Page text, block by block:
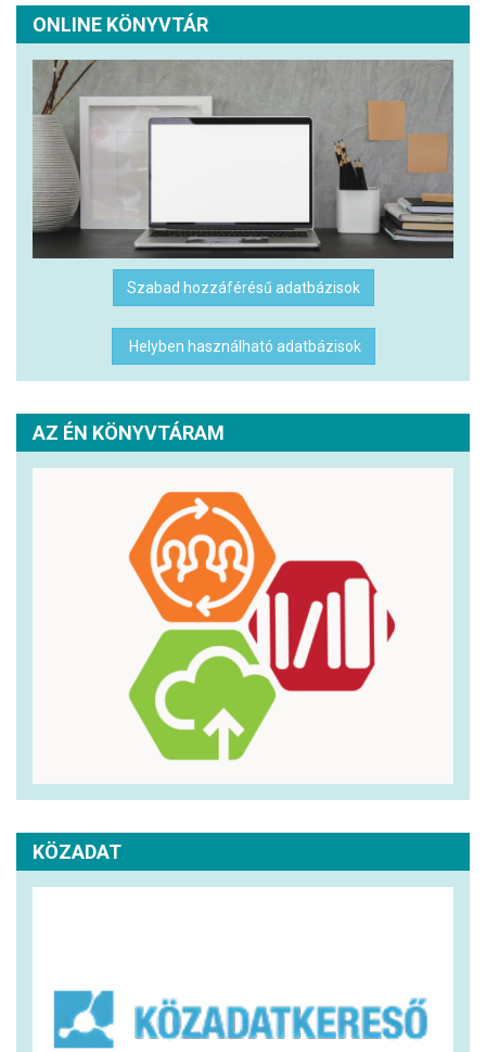
ONLINE KÖNYVTÁR
Szabad hozzáférésű adatbázisok
Helyben használható adatbázisok
AZ ÉN KÖNYVTÁRAM
KÖZADAT